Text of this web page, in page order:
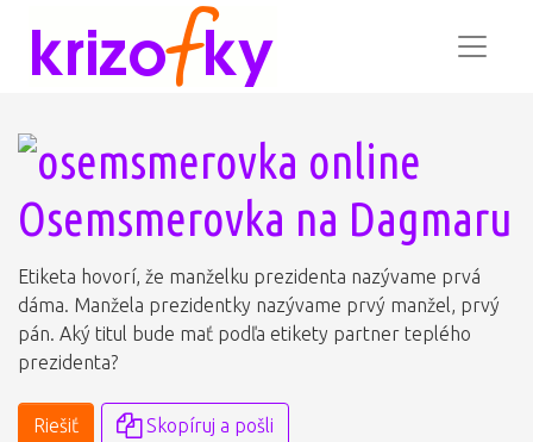
Osemsmerovka na Dagmaru
Etiketa hovorí, že manželku prezidenta nazývame prvá
dáma. Manžela prezidentky nazývame prvý manžel, prvý
pán. Aký titul bude mať podľa etikety partner teplého
prezidenta?
Riešiť Skopíruj a pošli